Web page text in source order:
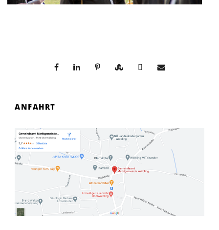
ANFAHRT